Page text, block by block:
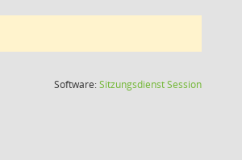
Software:SitzungsdienstSession(Wird in